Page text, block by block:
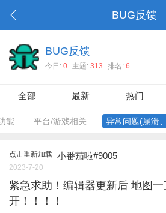
BUG反馈
BUG反馈
今日: 0 主题: 313 排名: 6
全部 最新 热门
能 平台/游戏相关 异常问题(崩溃
点击重新加载 小番茄啦#9005
2023-7-20
紧急求助！编辑器更新后 地图
开！！！！